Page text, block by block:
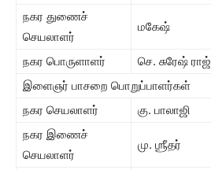
நகர துணைச்
செயலாளர்
மகேஷ்
நகர பொருளாளர் செ. சுரேஷ் ராஜ்
இளைஞர் பாசறை பொறுப்பாளர்கள்
நகர செயலாளர்
கு. பாலாஜி
நகர இணைச்
செயலாளர்
மு. ஶ்ரீதர்